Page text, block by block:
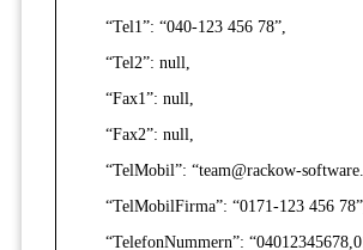
“Tel1”: “040-123 456 78”,
“Tel2”: null,
“Fax1”: null,
“Fax2”: null,
“TelMobil”: “team@rackow-
“TelMobilFirma”: “0171-123 456
“TelefonNummern”: